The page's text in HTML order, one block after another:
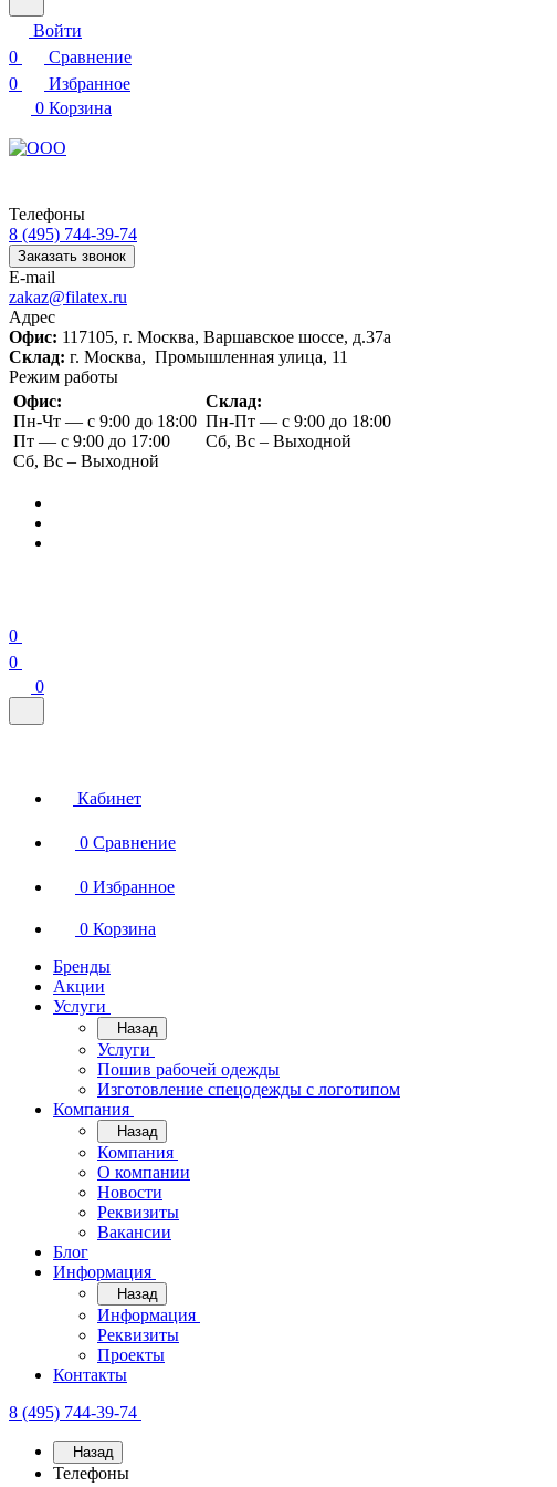
Войти
0
Сравнение
0
Избранное
0 Корзина
Телефоны
8 (495) 744-39-74
Заказать звонок
E-mail
zakaz@filatex.ru
Адрес
Офис: 117105, г. Москва, Варшавское шоссе, д.37а
Склад: г. Москва, Промышленная улица, 11
Режим работы
Офис:
Пн-Чт — с 9:00 до 18:00
Пт — с 9:00 до 17:00
Сб, Вс – Выходной
Склад:
Пн-Пт — с 9:00 до 18:00
Сб, Вс – Выходной
0
0
0
Кабинет
0 Сравнение
0 Избранное
0 Корзина
Бренды
Акции
Услуги
Назад
Услуги
Пошив рабочей одежды
Изготовление спецодежды с логотипом
Компания
Назад
Компания
О компании
Новости
Реквизиты
Вакансии
Блог
Информация
Назад
Информация
Реквизиты
Проекты
Контакты
8 (495) 744-39-74
Назад
Телефоны